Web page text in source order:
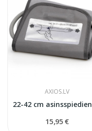
AXIOS.LV
15,95 €